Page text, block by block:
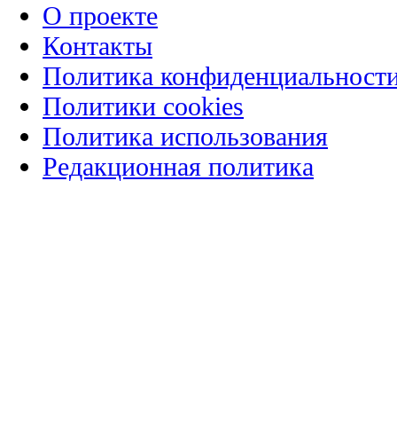
О проекте
Контакты
Политика
Политики cookies
Политика использования
Редакционная политика